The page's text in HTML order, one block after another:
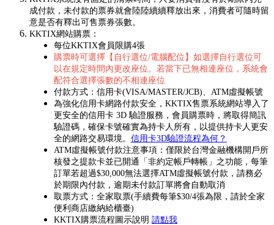
成付款，未付款的票券就會陸陸續續釋放出來，消費者可隨時留
意是否有釋出可售票券張數。
KKTIX網站購票：
每位KKTIX會員限購4張
購票時可選擇【自行選位/電腦配位】如選擇自行選位可
以在規定時間內更改座位。若當下已無相連座位，系統會
配符合選擇張數的不相連座位
付款方式：信用卡(VISA/MASTER/JCB)、ATM虛擬帳號
為強化信用卡網路付款安全，KKTIX售票系統網站導入了
更安全的信用卡 3D 驗證服務，會員購票時，將取得簡訊
驗證碼，確保卡號確實為持卡人所有，以提供持卡人更安
全的網路交易環境。 信用卡3D驗證流程為何？
ATM虛擬帳號付款注意事項：僅限於台灣金融機構開戶所
核發之提款卡並已開通「非約定帳戶轉帳」之功能，每筆
訂單若超過$30,000無法選擇ATM虛擬帳號付款，請務必
於期限內付款，逾期未付款訂單將會自動取消
取票方式：全家取票(手續費每筆$30/4張為限，請於全家
便利商店繳納給櫃臺)
KKTIX購票流程圖示說明 請點我